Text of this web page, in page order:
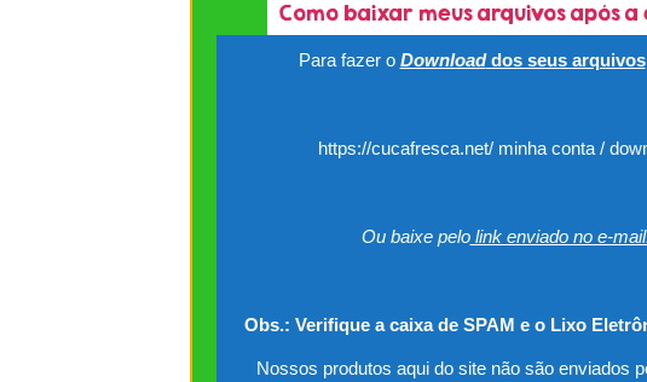
Como baixar meus arquivos após
Para fazer o Downloaddos seus arquivos
https://cucafresca.net/ minha conta /
Ou baixe pelolink enviado no e-
Obs.: Verifique a caixa de SPAM e o Lixo
Nossos produtos aqui do site não são enviados